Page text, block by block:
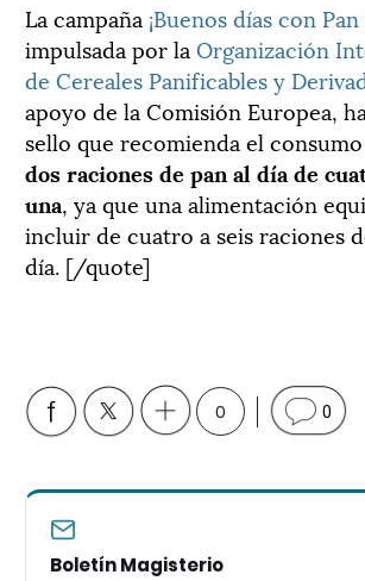
La campaña ¡Buenos días con
impulsada por laOrganización
de Cereales Panificables y
apoyo de la Comisión Europea,
sello que recomienda el
dos raciones de pan al día de
una, ya que una alimentación
incluir de cuatro a seis raciones
día. [/quote]
0 0
Boletín Magisterio